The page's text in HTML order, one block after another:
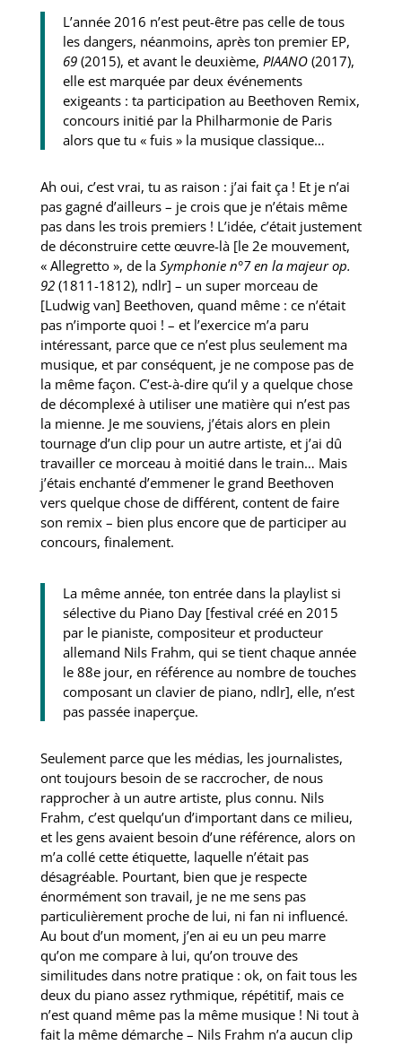
L’année 2016 n’est peut-être pas celle de tous
les dangers, néanmoins, après ton premier EP,
69(2015), et avant le deuxième, PIAANO(2017),
elle est marquée par deux événements
exigeants : ta participation au Beethoven Remix,
concours initié par la Philharmonie de Paris
alors que tu « fuis » la musique classique…
Ah oui, c’est vrai, tu as raison : j’ai fait ça ! Et je n’ai
pas gagné d’ailleurs – je crois que je n’étais même
pas dans les trois premiers ! L’idée, c’était justement
de déconstruire cette œuvre-là [le 2e mouvement,
« Allegretto », de la Symphonie n°7 en la majeur op.
92(1811-1812), ndlr] – un super morceau de
[Ludwig van] Beethoven, quand même : ce n’était
pas n’importe quoi ! – et l’exercice m’a paru
intéressant, parce que ce n’est plus seulement ma
musique, et par conséquent, je ne compose pas de
la même façon. C’est-à-dire qu’il y a quelque chose
de décomplexé à utiliser une matière qui n’est pas
la mienne. Je me souviens, j’étais alors en plein
tournage d’un clip pour un autre artiste, et j’ai dû
travailler ce morceau à moitié dans le train… Mais
j’étais enchanté d’emmener le grand Beethoven
vers quelque chose de différent, content de faire
son remix – bien plus encore que de participer au
concours, finalement.
La même année, ton entrée dans la playlist si
sélective du Piano Day [festival créé en 2015
par le pianiste, compositeur et producteur
allemand Nils Frahm, qui se tient chaque année
le 88e jour, en référence au nombre de touches
composant un clavier de piano, ndlr], elle, n’est
pas passée inaperçue.
Seulement parce que les médias, les journalistes,
ont toujours besoin de se raccrocher, de nous
rapprocher à un autre artiste, plus connu. Nils
Frahm, c’est quelqu’un d’important dans ce milieu,
et les gens avaient besoin d’une référence, alors on
m’a collé cette étiquette, laquelle n’était pas
désagréable. Pourtant, bien que je respecte
énormément son travail, je ne me sens pas
particulièrement proche de lui, ni fan ni influencé.
Au bout d’un moment, j’en ai eu un peu marre
qu’on me compare à lui, qu’on trouve des
similitudes dans notre pratique : ok, on fait tous les
deux du piano assez rythmique, répétitif, mais ce
n’est quand même pas la même musique ! Ni tout à
fait la même démarche – Nils Frahm n’a aucun clip